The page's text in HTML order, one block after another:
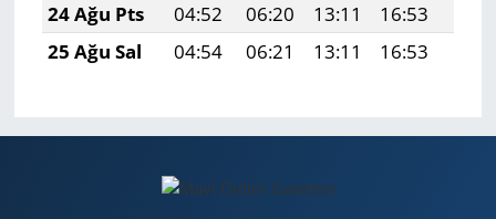
24 Ağu Pts
04:52 06:20 13:11 16:53
25 Ağu Sal
04:54 06:21 13:11 16:53